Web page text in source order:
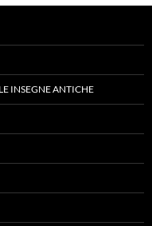
INSEGNE ANTICHE